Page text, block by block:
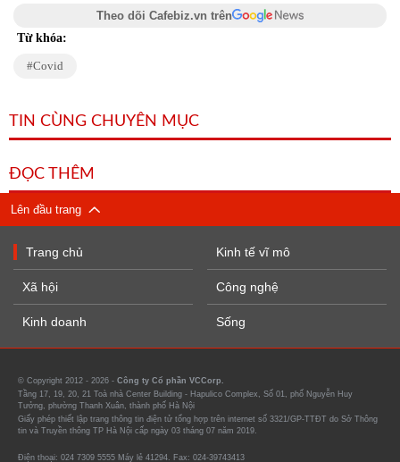
Theo dõi Cafebiz.vn trên
Từ khóa:
Covid
TIN CÙNG CHUYÊN MỤC
ĐỌC THÊM
Lên đầu trang
Trang chủ
Xã hội
Kinh doanh
Kinh tế vĩ mô
Công nghệ
Sống
© Copyright 2012 - 2026 - Công ty Cổ phần VCCorp.
Tầng 17, 19, 20, 21 Toà nhà Center Building - Hapulico Complex, Số 01, phố Nguyễn Huy
Tưởng, phường Thanh Xuân, thành phố Hà Nội
Giấy phép thiết lập trang thông tin điện tử tổng hợp trên internet số 3321/GP-TTĐT do Sở Thông
tin và Truyền thông TP Hà Nội cấp ngày 03 tháng 07 năm 2019.
Điện thoại: 024 7309 5555 Máy lẻ 41294. Fax: 024-39743413